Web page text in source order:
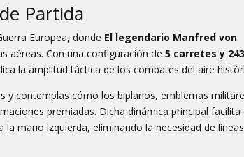
Partida
Europea, donde El legendario Manfred von
aéreas. Con una configuración de5 carretes y 243
la amplitud táctica de los combates del aire
y contemplas cómo los biplanos, emblemas
premiadas. Dicha dinámica principal facilita
mano izquierda, eliminando la necesidad de